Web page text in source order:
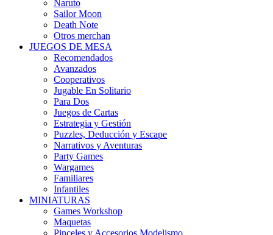
Naruto
Sailor Moon
Death Note
Otros merchan
JUEGOS DE MESA
Recomendados
Avanzados
Cooperativos
Jugable En Solitario
Para Dos
Juegos de Cartas
Estrategia y Gestión
Puzzles, Deducción y Escape
Narrativos y Aventuras
Party Games
Wargames
Familiares
Infantiles
MINIATURAS
Games Workshop
Maquetas
Pinceles y Accesorios Modelismo